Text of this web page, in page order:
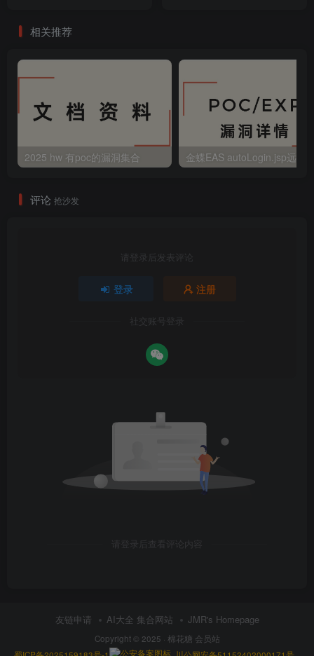
相关推荐
2025 hw 有poc的漏洞集合
评论 抢沙发
请登录后发表评论
登录 注册
社交账号登录
请登录后查看评论内容
友链申请 AI大全 集合网站 JMR's Homepage
Copyright © 2025 · 棉花糖 会员站